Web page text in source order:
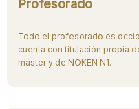
Profesorado
Todo el profesorado es
cuenta con titulación propia
máster y de NOKEN N1.